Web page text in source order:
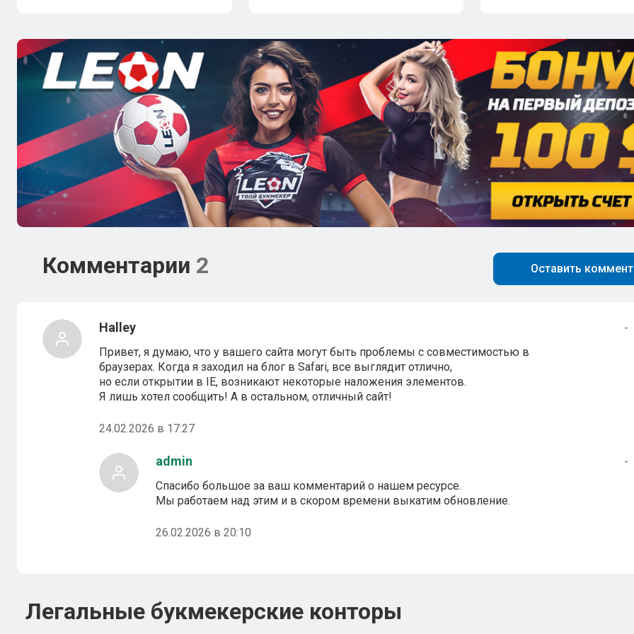
Комментарии 2 Оставить
Halley -
Привет, я думаю, что у вашего сайта могут быть проблемы с совместимостью в
браузерах. Когда я заходил на блог в Safari, все выглядит отлично,
но если открытии в IE, возникают некоторые наложения элементов.
Я лишь хотел сообщить! А в остальном, отличный сайт!
24.02.2026 в 17:27
admin -
Спасибо большое за ваш комментарий о нашем ресурсе.
Мы работаем над этим и в скором времени выкатим обновление.
26.02.2026 в 20:10
Легальные букмекерские конторы